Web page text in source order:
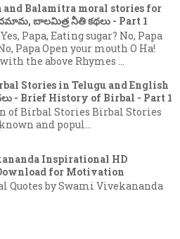
and Balamitra moral stories for
బాలమిత్ర నీతి కథలు - Part 1
Papa, Eating sugar? No, Papa
Papa Open your mouth O Ha!
the above Rhymes ...
Stories in Telugu and English
- Brief History of Birbal - Part 1
of Birbal Stories Birbal Stories
and popul...
Inspirational HD
for Motivation
Quotes by Swami Vivekananda